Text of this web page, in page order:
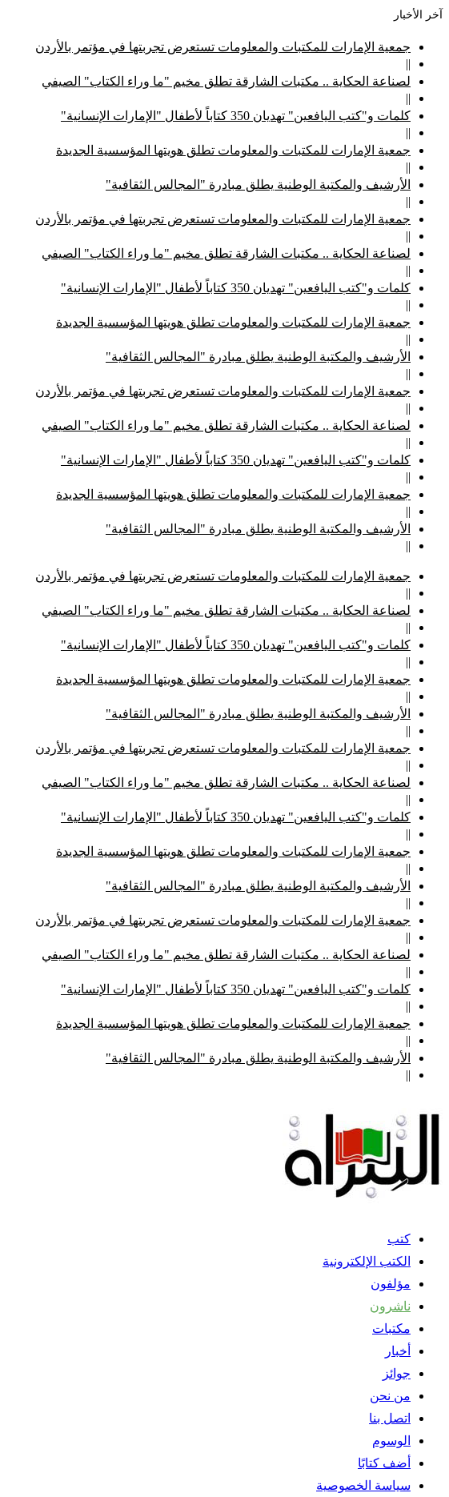
آخر الأخبار
جمعية الإمارات للمكتبات والمعلومات تستعرض تجربتها في مؤتمر بالأردن
||
لصناعة الحكاية .. مكتبات الشارقة تطلق مخيم "ما وراء الكتاب" الصيفي
||
كلمات و"كتب اليافعين" تهديان 350 كتاباً لأطفال "الإمارات الإنسانية"
||
جمعية الإمارات للمكتبات والمعلومات تطلق هويتها المؤسسية الجديدة
||
الأرشيف والمكتبة الوطنية يطلق مبادرة "المجالس الثقافية"
||
جمعية الإمارات للمكتبات والمعلومات تستعرض تجربتها في مؤتمر بالأردن
||
لصناعة الحكاية .. مكتبات الشارقة تطلق مخيم "ما وراء الكتاب" الصيفي
||
كلمات و"كتب اليافعين" تهديان 350 كتاباً لأطفال "الإمارات الإنسانية"
||
جمعية الإمارات للمكتبات والمعلومات تطلق هويتها المؤسسية الجديدة
||
الأرشيف والمكتبة الوطنية يطلق مبادرة "المجالس الثقافية"
||
جمعية الإمارات للمكتبات والمعلومات تستعرض تجربتها في مؤتمر بالأردن
||
لصناعة الحكاية .. مكتبات الشارقة تطلق مخيم "ما وراء الكتاب" الصيفي
||
كلمات و"كتب اليافعين" تهديان 350 كتاباً لأطفال "الإمارات الإنسانية"
||
جمعية الإمارات للمكتبات والمعلومات تطلق هويتها المؤسسية الجديدة
||
الأرشيف والمكتبة الوطنية يطلق مبادرة "المجالس الثقافية"
||
جمعية الإمارات للمكتبات والمعلومات تستعرض تجربتها في مؤتمر بالأردن
||
لصناعة الحكاية .. مكتبات الشارقة تطلق مخيم "ما وراء الكتاب" الصيفي
||
كلمات و"كتب اليافعين" تهديان 350 كتاباً لأطفال "الإمارات الإنسانية"
||
جمعية الإمارات للمكتبات والمعلومات تطلق هويتها المؤسسية الجديدة
||
الأرشيف والمكتبة الوطنية يطلق مبادرة "المجالس الثقافية"
||
جمعية الإمارات للمكتبات والمعلومات تستعرض تجربتها في مؤتمر بالأردن
||
لصناعة الحكاية .. مكتبات الشارقة تطلق مخيم "ما وراء الكتاب" الصيفي
||
كلمات و"كتب اليافعين" تهديان 350 كتاباً لأطفال "الإمارات الإنسانية"
||
جمعية الإمارات للمكتبات والمعلومات تطلق هويتها المؤسسية الجديدة
||
الأرشيف والمكتبة الوطنية يطلق مبادرة "المجالس الثقافية"
||
جمعية الإمارات للمكتبات والمعلومات تستعرض تجربتها في مؤتمر بالأردن
||
لصناعة الحكاية .. مكتبات الشارقة تطلق مخيم "ما وراء الكتاب" الصيفي
||
كلمات و"كتب اليافعين" تهديان 350 كتاباً لأطفال "الإمارات الإنسانية"
||
جمعية الإمارات للمكتبات والمعلومات تطلق هويتها المؤسسية الجديدة
||
الأرشيف والمكتبة الوطنية يطلق مبادرة "المجالس الثقافية"
||
كتب
الكتب الإلكترونية
مؤلفون
ناشرون
مكتبات
أخبار
جوائز
من نحن
اتصل بنا
الوسوم
أضف كتابًا
سياسة الخصوصية